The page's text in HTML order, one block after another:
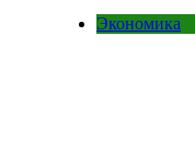
Экономика